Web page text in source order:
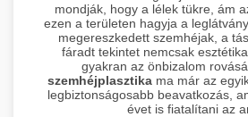
mondják, hogy a lélek tükre, ám
ezen a területen hagyja a
megereszkedett szemhéjak, a
fáradt tekintet nemcsak
gyakran az önbizalom
szemhéjplasztikama már az
legbiztonságosabb beavatkozás,
évet is fiatalítani az